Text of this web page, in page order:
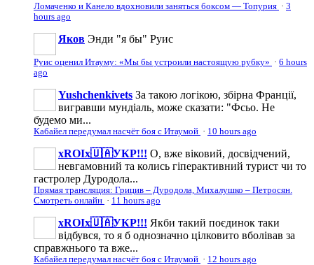
Ломаченко и Канело вдохновили заняться боксом — Топурия · 3
hours ago
Яков Энди "я бы" Руис
Руис оценил Итауму: «Мы бы устроили настоящую рубку» · 6 hours
ago
Yushchenkivets За такою логікою, збірна Франції,
вигравши мундіаль, може сказати: "Фсьо. Не
будемо ми...
Кабайел передумал насчёт боя с Итаумой · 10 hours ago
xROIx🇺🇦УКР!!! О, вже віковий, досвідчений,
невгамовний та колись гіперактивний турист чи то
гастролер Дуродола...
Прямая трансляция: Грицив – Дуродола, Михалушко – Петросян.
Смотреть онлайн · 11 hours ago
xROIx🇺🇦УКР!!! Якби такий поєдинок таки
відбувся, то я б однозначно цілковито вболівав за
справжнього та вже...
Кабайел передумал насчёт боя с Итаумой · 12 hours ago